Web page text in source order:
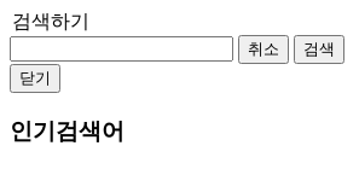
검색하기
취소
검색
닫기
인기검색어